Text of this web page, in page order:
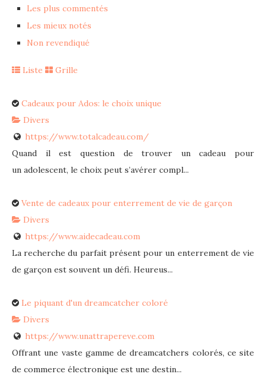
Les plus commentés
Les mieux notés
Non revendiqué
Liste Grille
Cadeaux pour Ados: le choix unique
Divers
https://www.totalcadeau.com/
Quand il est question de trouver un cadeau pour
un adolescent, le choix peut s’avérer compl...
Vente de cadeaux pour enterrement de vie de garçon
Divers
https://www.aidecadeau.com
La recherche du parfait présent pour un enterrement de vie
de garçon est souvent un défi. Heureus...
Le piquant d'un dreamcatcher coloré
Divers
https://www.unattrapereve.com
Offrant une vaste gamme de dreamcatchers colorés, ce site
de commerce électronique est une destin...